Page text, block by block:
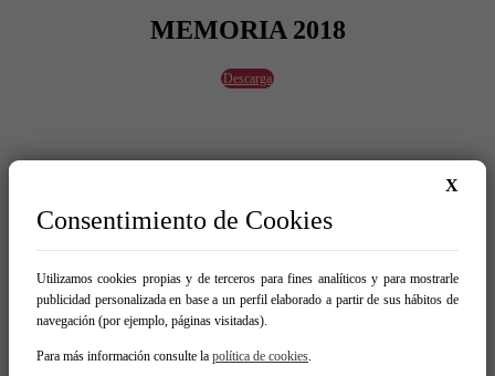
MEMORIA 2018
Descarga
MEMORIA 2017
Descarga
MEMORIA 2016
X
Consentimiento de Cookies
Utilizamos cookies propias y de terceros para fines analíticos y para mostrarle
publicidad personalizada en base a un perfil elaborado a partir de sus hábitos de
navegación (por ejemplo, páginas visitadas).
Para más información consulte la política de cookies.